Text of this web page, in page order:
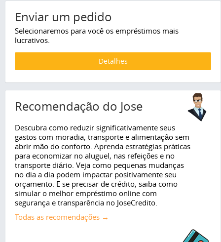
Enviar um pedido
Selecionaremos para você os empréstimos mais
lucrativos.
Detalhes
Recomendação do Jose
Descubra como reduzir significativamente seus
gastos com moradia, transporte e alimentação sem
abrir mão do conforto. Aprenda estratégias práticas
para economizar no aluguel, nas refeições e no
transporte diário. Veja como pequenas mudanças
no dia a dia podem impactar positivamente seu
orçamento. E se precisar de crédito, saiba como
simular o melhor empréstimo online com
segurança e transparência no JoseCredito.
Todas as recomendações →